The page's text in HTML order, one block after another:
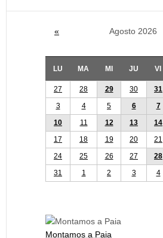
« Agosto 2026
LU MA MI JU VI
27 28 29 30 31
3
4 5 6 7
10
11 12 13 14
17
18 19 20 21
24
25 26 27 28
31
1 2 3 4
Montamos a Paia